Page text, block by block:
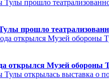
прошло
открылся Музей обороны